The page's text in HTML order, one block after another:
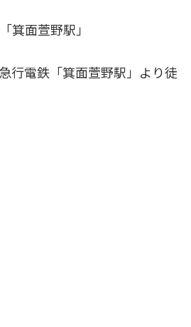
箕面萱野駅」
行電鉄「箕面萱野駅」より徒